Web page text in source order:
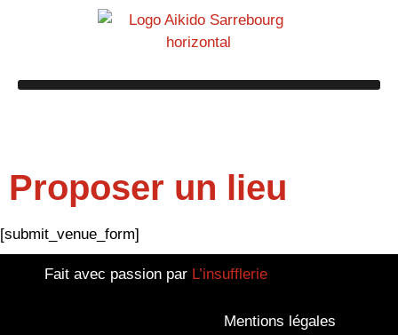
Proposer un lieu
[submit_venue_form]
Fait avec passion par L’insufflerie
Mentions légales